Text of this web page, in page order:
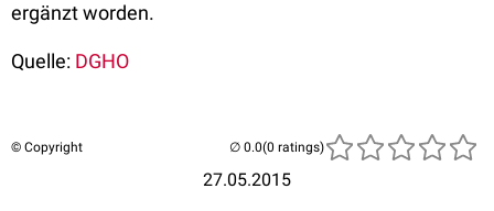
ergänzt worden.
Quelle: DGHO
© Copyright
27.05.2015
(0 ratings)